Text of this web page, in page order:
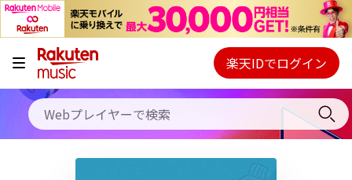
キャンペーン
料金プラン
使い方
Webプレイヤー
ご契約内容の確認・変更
楽天IDでログイン